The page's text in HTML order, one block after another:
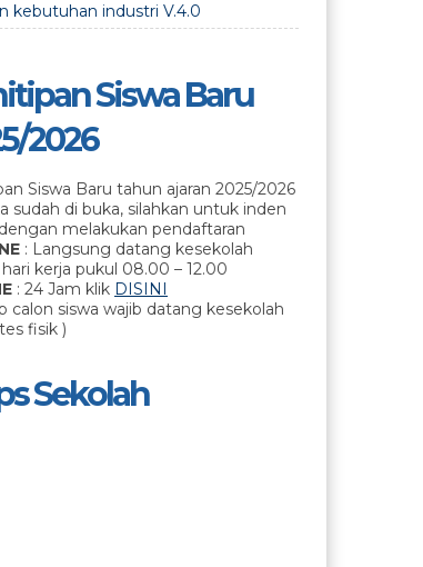
kebutuhan industri V.4.0
Siswa Baru
2026
Siswa Baru tahun ajaran 2025/2026
sudah di buka, silahkan untuk inden
melakukan pendaftaran
: Langsung datang kesekolah
kerja pukul 08.00 – 12.00
: 24 Jam klik DISINI
calon siswa wajib datang kesekolah
fisik )
Sekolah